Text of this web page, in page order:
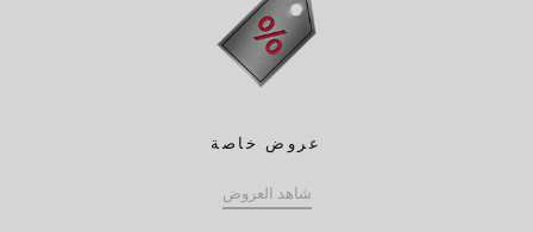
عروض خاصة
شاهد العروض